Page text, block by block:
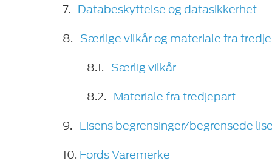
7. Databeskyttelse og datasikkerhet
8. Særlige vilkår og materiale fra
8.1. Særlig vilkår
8.2. Materiale fra tredjepart
9. Lisens begrensinger/begrensede
10. Fords Varemerke